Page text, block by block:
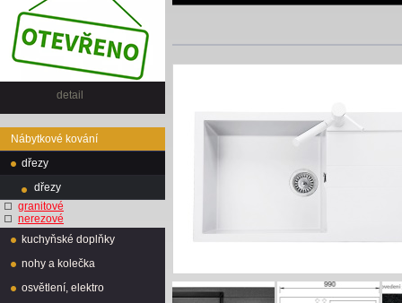
detail
Nábytkové kování
dřezy
dřezy
granitové
nerezové
kuchyňské doplňky
nohy a kolečka
osvětlení, elektro